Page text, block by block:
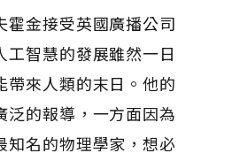
霍金接受英國廣播公司
工智慧的發展雖然一日
帶來人類的末日。他的
泛的報導，一方面因為
知名的物理學家，想必